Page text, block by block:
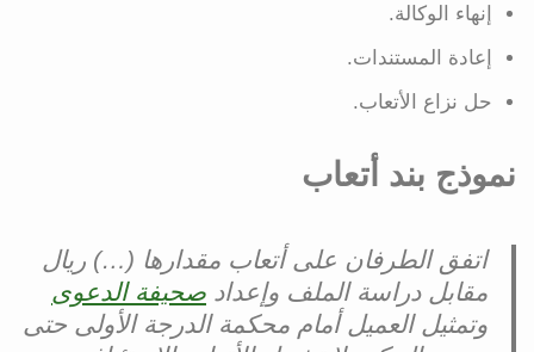
إنهاء الوكالة.
إعادة المستندات.
حل نزاع الأتعاب.
نموذج بند أتعاب
اتفق الطرفان على أتعاب مقدارها (…) ريال
مقابل دراسة الملف وإعداد صحيفة الدعوى
وتمثيل العميل أمام محكمة الدرجة الأولى حتى